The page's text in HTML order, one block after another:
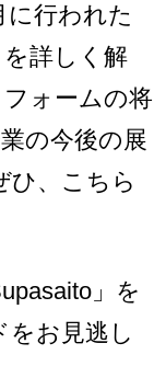
に行われた
詳しく解
ォームの将
の今後の展
、 こちら
」を
をお見逃し